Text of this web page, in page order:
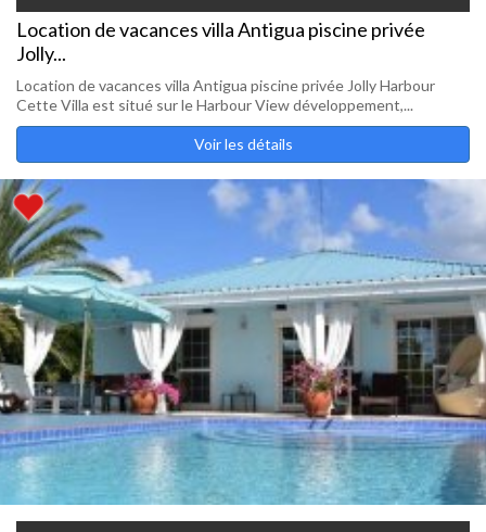
Location de vacances villa Antigua piscine privée
Jolly...
Location de vacances villa Antigua piscine privée Jolly Harbour
Cette Villa est situé sur le Harbour View développement,...
Voir les détails